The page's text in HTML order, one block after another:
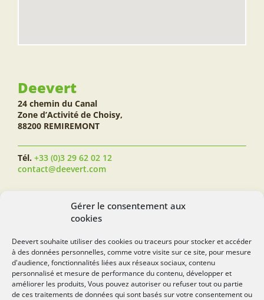
Gérer le consentement aux
cookies
Deevert souhaite utiliser des cookies ou traceurs pour stocker et accéder
à des données personnelles, comme votre visite sur ce site, pour mesure
d'audience, fonctionnalités liées aux réseaux sociaux, contenu
personnalisé et mesure de performance du contenu, développer et
améliorer les produits, Vous pouvez autoriser ou refuser tout ou partie
de ces traitements de données qui sont basés sur votre consentement ou
Deevert
24 chemin du Canal
Zone d’Activité de Choisy,
88200 REMIREMONT
Tél. +33 (0)3 29 62 02 12
contact@deevert.com
SUIVEZ-NOUS...
deevert.com